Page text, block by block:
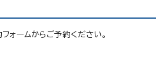
ォームからご予約ください。